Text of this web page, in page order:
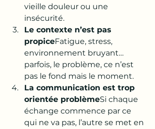
vieille douleur ou une
insécurité.
Le contexte n’est pas
propiceFatigue, stress,
environnement bruyant…
parfois, le problème, ce n’est
pas le fond mais le moment.
La communication est trop
orientée problèmeSi chaque
échange commence par ce
qui ne va pas, l’autre se met en